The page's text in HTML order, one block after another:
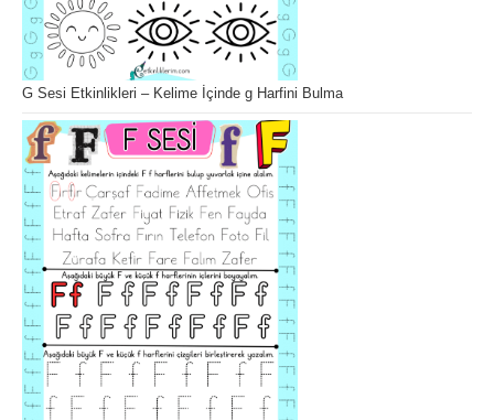
G Sesi Etkinlikleri – Kelime İçinde g Harfini Bulma